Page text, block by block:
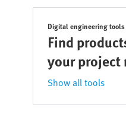
Digital engineering tools
Find
your project
Show all tools